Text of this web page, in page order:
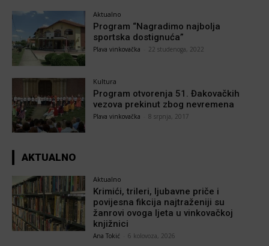
Aktualno
Program “Nagradimo najbolja
sportska dostignuća”
Plava vinkovačka 22 studenoga, 2022
Kultura
Program otvorenja 51. Đakovačkih
vezova prekinut zbog nevremena
Plava vinkovačka 8 srpnja, 2017
AKTUALNO
Aktualno
Krimići, trileri, ljubavne priče i
povijesna fikcija najtraženiji su
žanrovi ovoga ljeta u vinkovačkoj
knjižnici
Ana Tokić 6 kolovoza, 2026